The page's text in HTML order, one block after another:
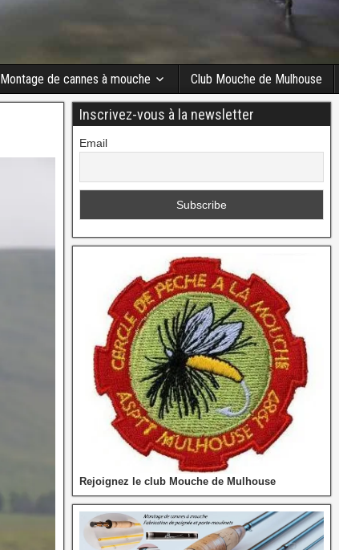
Montage de cannes à mouche Club Mouche de Mulhouse
Inscrivez-vous à la newsletter
Email
Rejoignez le club Mouche de Mulhouse